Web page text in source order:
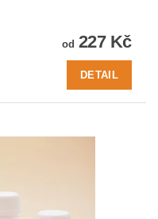
od 227 Kč
DETAIL